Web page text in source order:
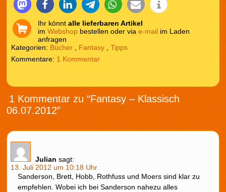
Ihr könnt alle lieferbaren Artikel
im Webshop bestellen oder via e-mail im Laden
anfragen
Kategorien: Bücher, Fantasy, Tipps
1 Kommentar
1 Kommentar zu “Fantasy – Klassisch
06.07.2012”
Julian sagt:
13. Juli 2012 um 10:18 Uhr
Sanderson, Brett, Hobb, Rothfuss und Moers sind klar zu
empfehlen. Wobei ich bei Sanderson nahezu alles